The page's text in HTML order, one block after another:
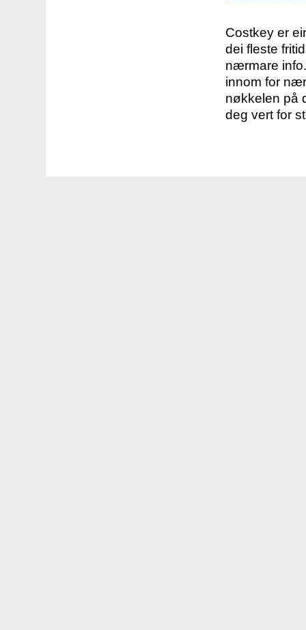
Costkey er
dei fleste
nærmare
innom for
nøkkelen på
deg vert for